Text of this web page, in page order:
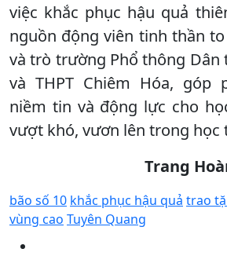
việc khắc phục hậu quả
nguồn động viên tinh thần
và trò trường Phổ thông Dân
và THPT Chiêm Hóa, góp
niềm tin và động lực cho
vượt khó, vươn lên trong học
Trang
bão số 10 khắc phục hậu quả trao
vùng cao Tuyên Quang